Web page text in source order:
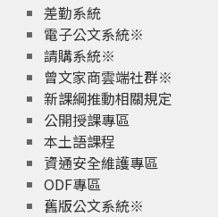
差勤系統
電子公文系統※
請購系統※
曾文家商雲端社群※
新課綱推動相關規定
公開授課專區
本土語課程
資通安全維護專區
ODF專區
舊版公文系統※